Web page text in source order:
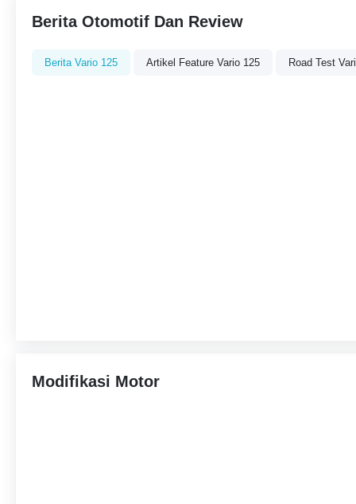
Berita Otomotif Dan Review
Berita Vario 125 Artikel Feature Vario 125 Road Test
Modifikasi Motor